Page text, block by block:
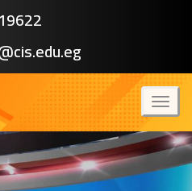
19622